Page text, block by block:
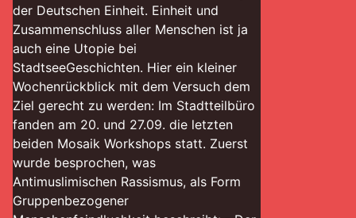
der Deutschen Einheit. Einheit und
Zusammenschluss aller Menschen ist ja
auch eine Utopie bei
StadtseeGeschichten. Hier ein kleiner
Wochenrückblick mit dem Versuch dem
Ziel gerecht zu werden: Im Stadtteilbüro
fanden am 20. und 27.09. die letzten
beiden Mosaik Workshops statt. Zuerst
wurde besprochen, was
Antimuslimischen Rassismus, als Form
Gruppenbezogener